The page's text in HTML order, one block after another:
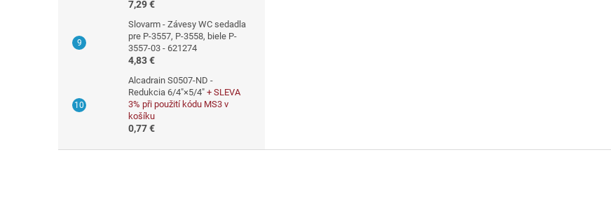
7,29 €
Slovarm - Závesy WC sedadla
pre P-3557, P-3558, biele P-
3557-03 - 621274
4,83 €
Alcadrain S0507-ND -
Redukcia 6/4"×5/4" + SLEVA
3% při použití kódu MS3 v
košíku
0,77 €